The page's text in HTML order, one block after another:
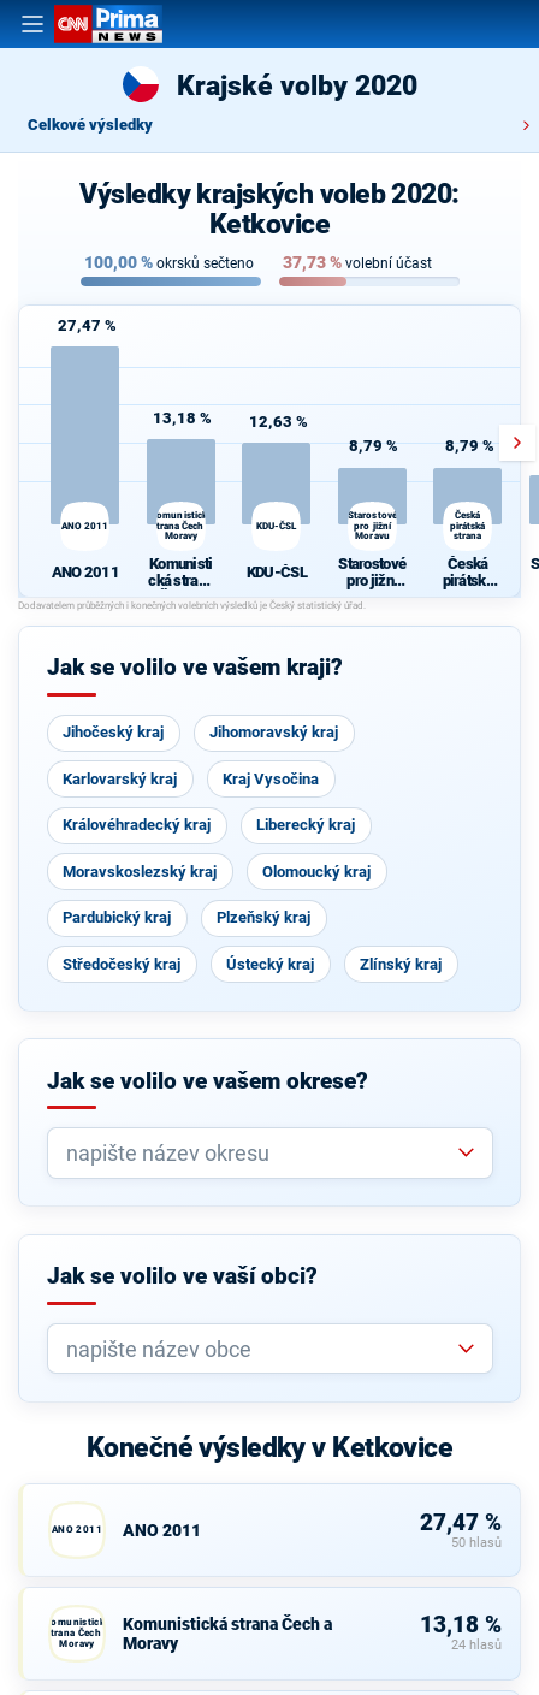
Krajské volby 2020
Celkové výsledky
Výsledky krajských voleb 2020:
Ketkovice
100,00% okrsků sečteno 37,73% volební účast
27,47 %
ANO 2011
ANO 2011
13,18 %
Komunistická
strana Čech a
Moravy
Komunisti
cká strana
Čech a
Moravy
12,63 %
KDU-ČSL
KDU-ČSL
8,79 %
Starostové
pro jižní
Moravu
Starostové
pro jižní
Moravu
8,79 %
Česká
pirátská
strana
Česká
pirátská
strana
Jak se volilo ve vašem kraji?
Jihočeský kraj Jihomoravský kraj
Karlovarský kraj Kraj Vysočina
Královéhradecký kraj Liberecký kraj
Moravskoslezský kraj Olomoucký kraj
Pardubický kraj Plzeňský kraj
Středočeský kraj Ústecký kraj Zlínský kraj
Jak se volilo ve vašem okrese?
Jak se volilo ve vaší obci?
Konečné výsledky v Ketkovice
ANO 2011 ANO 2011 27,47 %
50 hlasů
Komunistická
strana Čech a
Moravy
Komunistická strana Čech a
Moravy
13,18 %
24 hlasů